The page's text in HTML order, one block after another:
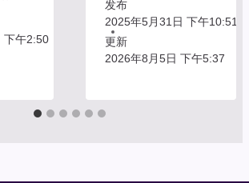
下午2:50
发布
2025年5月31日 下午10:51
更新
2026年8月5日 下午5:37